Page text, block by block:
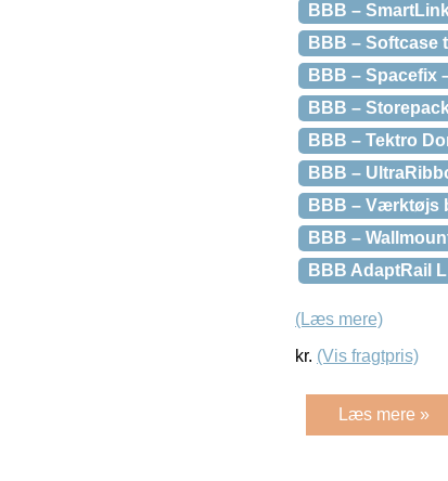
BBB –
BBB – Softcase
BBB – Spacefix
BBB –
BBB – Tektro
BBB –
BBB – Værktøjs
BBB –
BBB AdaptRail
(Læs mere)
kr. (Vis fragtpris)
Læs mere »